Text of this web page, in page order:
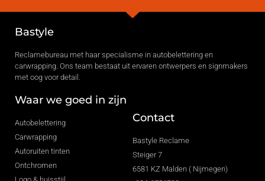
Bastyle
Reclamebureau met haar specialisme in autobelettering en
carwrapping. Ons team bestaat uit ervaren ontwerpers en signmakers
met oog voor detail.
Waar we goed in zijn
Autobelettering
Carwrapping
Autoruiten tinten
Ontchromen
Contact
Bastyle Reclame
Steiger 7
6581 KZ Malden ( Nijmegen)